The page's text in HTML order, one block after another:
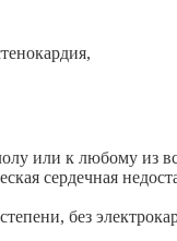
или к любому из
сердечная
без